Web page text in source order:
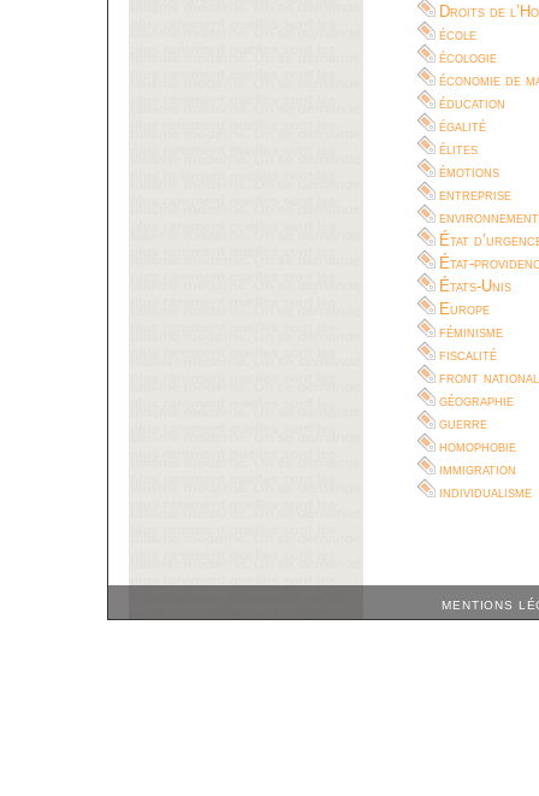
Droits de
école
écologie
économie de
éducation
égalité
élites
émotions
entreprise
environnement
État
État-
États-Unis
Europe
féminisme
fiscalité
front national
géographie
guerre
homophobie
immigration
individualisme
MENTIONS